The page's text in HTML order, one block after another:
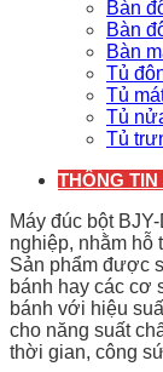
Bàn
Bàn
Bàn
Tủ
Tủ
Tủ
Tủ
THÔNG
Máy đúc bột
nghiệp, nhằm hỗ
Sản phẩm được
bánh hay các cơ
bánh với hiệu
cho năng suất
thời gian, công